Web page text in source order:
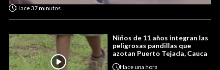
Hace37 minutos
Niños de 11 años integran las
peligrosas pandillas que
azotan Puerto Tejada, Cauca
Haceuna hora